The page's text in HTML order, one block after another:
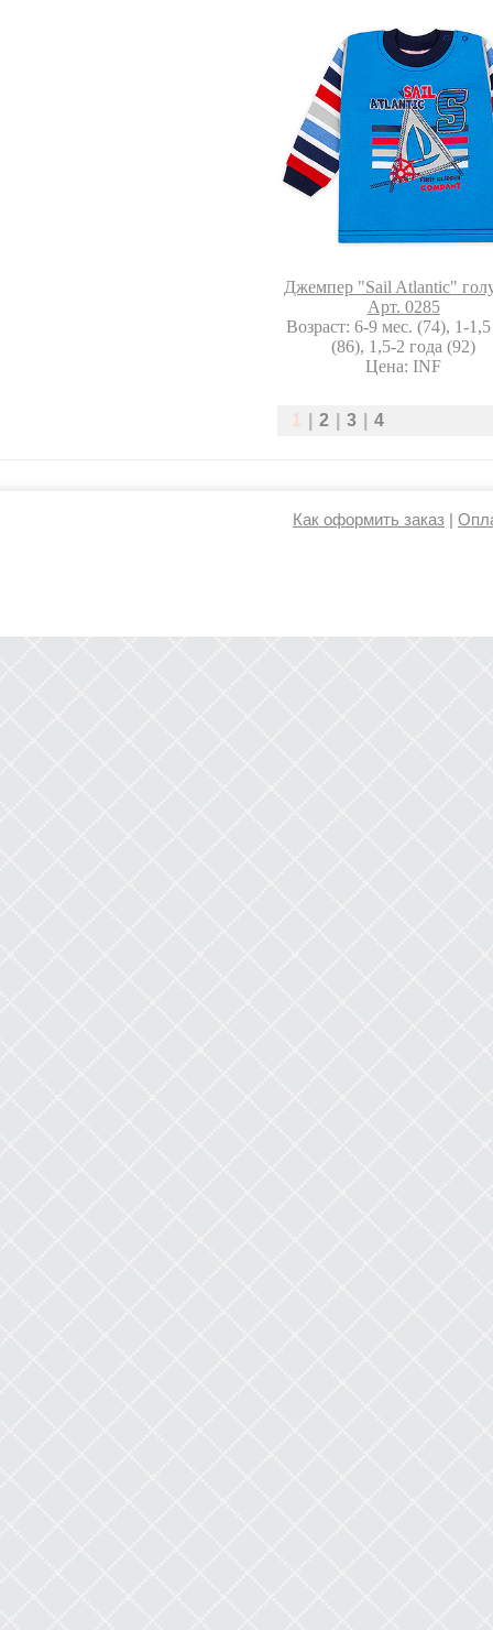
Джемпер "Sail Atlantic"
Арт. 0285
Возраст: 6-9 мес. (74), 1-
(86), 1,5-2 года (92)
Цена: INF
1 2 3 4
Как оформить заказ |